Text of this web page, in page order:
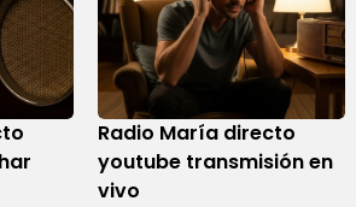
Radio María directo
youtube transmisión en
vivo